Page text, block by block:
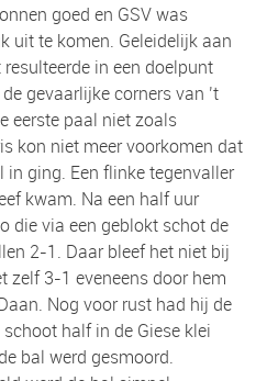
goed en GSV was
uit te komen. Geleidelijk aan
in een doelpunt
gevaarlijke corners van ’t
eerste paal niet zoals
kon niet meer voorkomen dat
ging. Een flinke tegenvaller
kwam. Na een half uur
die via een geblokt schot de
2-1. Daar bleef het niet bij
zelf 3-1 eveneens door hem
Nog voor rust had hij de
half in de Giese klei
bal werd gesmoord.